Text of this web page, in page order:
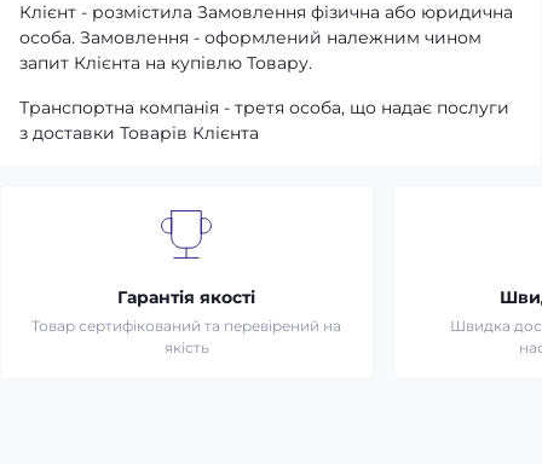
Клієнт - розмістила Замовлення фізична або юридична
особа. Замовлення - оформлений належним чином
запит Клієнта на купівлю Товару.
Транспортна компанія - третя особа, що надає послуги
з доставки Товарів Клієнта
Гарантія якості
Товар сертифікований та перевірений на
якість
Швидка